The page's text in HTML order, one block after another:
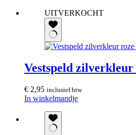
UITVERKOCHT
Vestspeld
€ 2,95 inclusief btw
In winkelmandje